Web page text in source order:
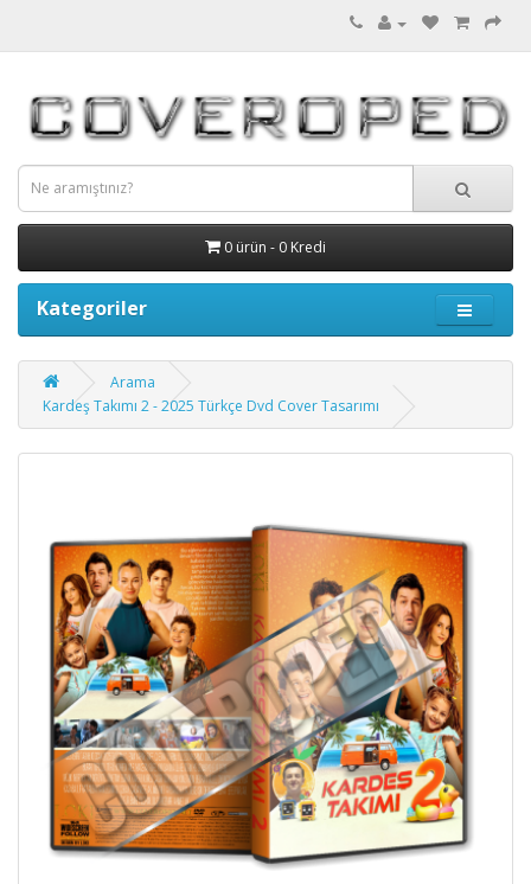
0 ürün - 0 Kredi
Kategoriler
Arama
Kardeş Takımı 2 - 2025 Türkçe Dvd Cover Tasarımı